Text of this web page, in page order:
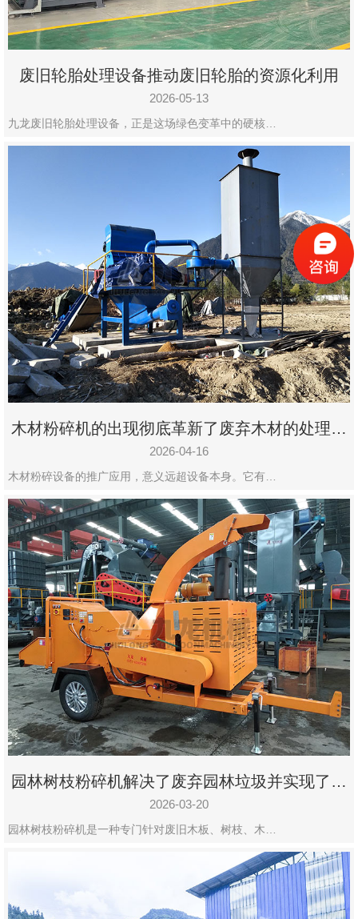
废旧轮胎处理设备推动废旧轮胎的资源化利用
2026-05-13
九龙废旧轮胎处理设备，正是这场绿色变革中的硬核…
木材粉碎机的出现彻底革新了废弃木材的处理模
式
2026-04-16
木材粉碎设备的推广应用，意义远超设备本身。它有…
园林树枝粉碎机解决了废弃园林垃圾并实现了再
利用
2026-03-20
园林树枝粉碎机是一种专门针对废旧木板、树枝、木…